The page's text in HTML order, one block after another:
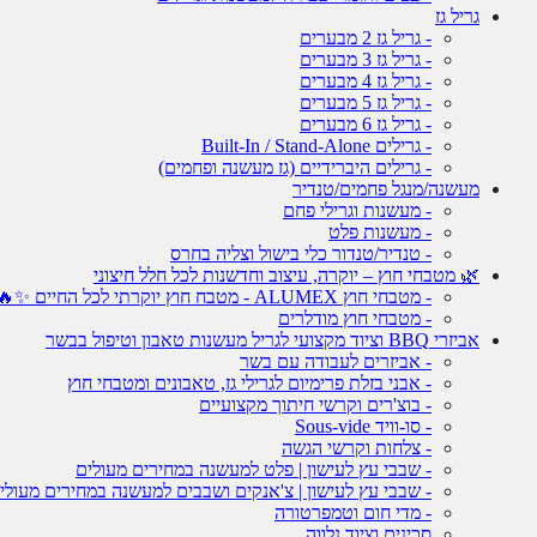
גריל גז
- גריל גז 2 מבערים
- גריל גז 3 מבערים
- גריל גז 4 מבערים
- גריל גז 5 מבערים
- גריל גז 6 מבערים
- גרילים Built-In / Stand-Alone
- גרילים היברידיים (גז מעשנה ופחמים)
מעשנה/מנגל פחמים/טנדיר
- מעשנות וגרילי פחם
- מעשנות פלט
- טנדיר/טנדור כלי בישול וצליה בחרס
🌿 מטבחי חוץ – יוקרה, עיצוב וחדשנות לכל חלל חיצוני
- מטבחי חוץ ALUMEX - מטבח חוץ יוקרתי לכל החיים ✨🔥
- מטבחי חוץ מודלרים
אביזרי BBQ וציוד מקצועי לגריל מעשנות טאבון וטיפול בבשר
- אביזרים לעבודה עם בשר
- אבני בזלת פרימיום לגרילי גז, טאבונים ומטבחי חוץ
- בוצ'רים וקרשי חיתוך מקצועיים
- סו-וויד Sous-vide
- צלחות וקרשי הגשה
- שבבי עץ לעישון | פלט למעשנה במחירים מעולים
- שבבי עץ לעישון | צ'אנקים ושבבים למעשנה במחירים
- מדי חום וטמפרטורה